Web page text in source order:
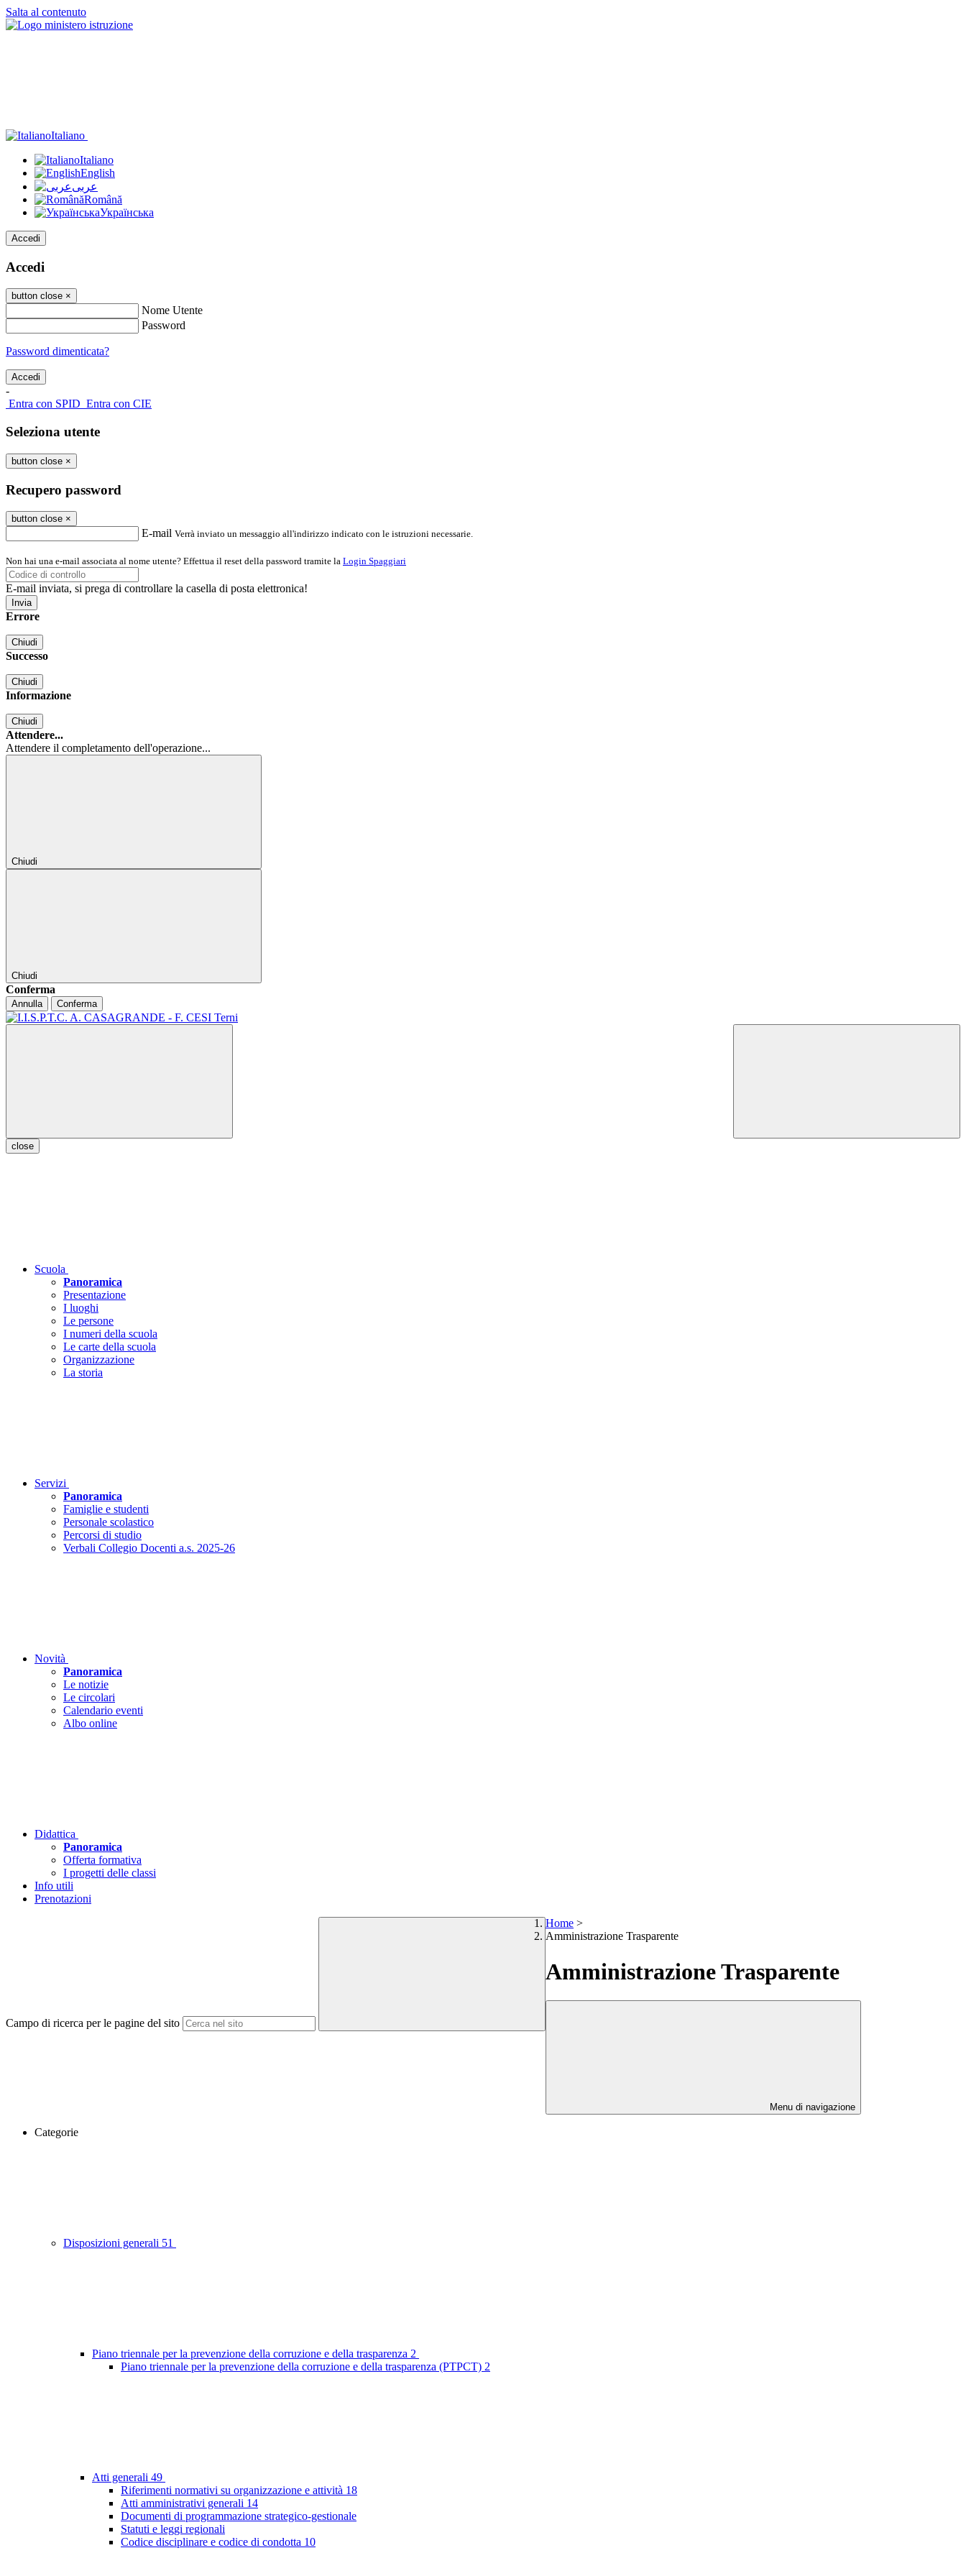
Salta al contenuto
Italiano
Italiano
English
عربى
Română
Українська
Accedi
Accedi
button close ×
Nome Utente
Password
Password dimenticata?
-
Entra con SPID Entra con CIE
Seleziona utente
button close ×
Recupero password
button close ×
E-mail Verrà inviato un messaggio all'indirizzo indicato con le istruzioni necessarie.
Non hai una e-mail associata al nome utente? Effettua il reset della password tramite la Login Spaggiari
E-mail inviata, si prega di controllare la casella di posta elettronica!
Errore
Chiudi
Successo
Chiudi
Informazione
Chiudi
Attendere...
Attendere il completamento dell'operazione...
Chiudi
Chiudi
Conferma
Annulla Conferma
close
Scuola
Panoramica
Presentazione
I luoghi
Le persone
I numeri della scuola
Le carte della scuola
Organizzazione
La storia
Servizi
Panoramica
Famiglie e studenti
Personale scolastico
Percorsi di studio
Verbali Collegio Docenti a.s. 2025-26
Novità
Panoramica
Le notizie
Le circolari
Calendario eventi
Albo online
Didattica
Panoramica
Offerta formativa
I progetti delle classi
Info utili
Prenotazioni
Campo di ricerca per le pagine del sito
Home >
Amministrazione Trasparente
Amministrazione Trasparente
Menu di navigazione
Categorie
Disposizioni generali 51
Piano triennale per la prevenzione della corruzione e della trasparenza 2
Piano triennale per la prevenzione della corruzione e della trasparenza (PTPCT) 2
Atti generali 49
Riferimenti normativi su organizzazione e attività 18
Atti amministrativi generali 14
Documenti di programmazione strategico-gestionale
Statuti e leggi regionali
Codice disciplinare e codice di condotta 10